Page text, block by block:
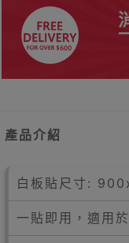
產品介紹
白板貼尺寸:
一貼即用，適用